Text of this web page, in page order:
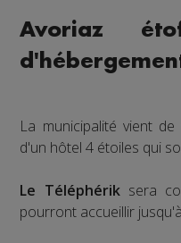
Avoriaz
La municipalité vient
d'un hôtel 4 étoiles qui
Le Téléphériksera
pourront accueillir